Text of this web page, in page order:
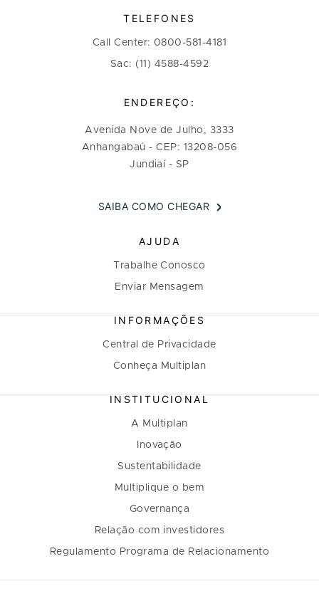
TELEFONES
Call Center: 0800-581-4181
Sac: (11) 4588-4592
ENDEREÇO:
Avenida Nove de Julho, 3333
Anhangabaú - CEP: 13208-056
Jundiaí - SP
SAIBA COMO CHEGAR
AJUDA
Trabalhe Conosco
Enviar Mensagem
INFORMAÇÕES
Central de Privacidade
Conheça Multiplan
INSTITUCIONAL
A Multiplan
Inovação
Sustentabilidade
Multiplique o bem
Governança
Relação com investidores
Regulamento Programa de Relacionamento